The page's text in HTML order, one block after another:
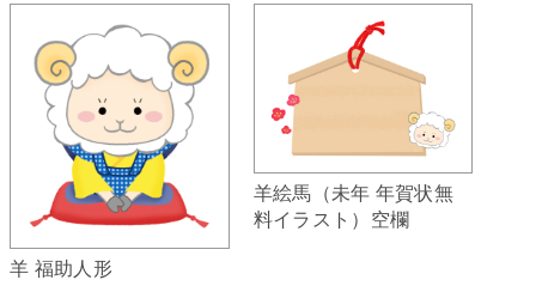
羊 福助人形
羊絵馬（未年 年賀状無
料イラスト）空欄